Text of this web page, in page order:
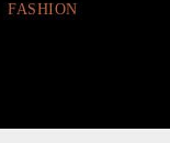
FASHION